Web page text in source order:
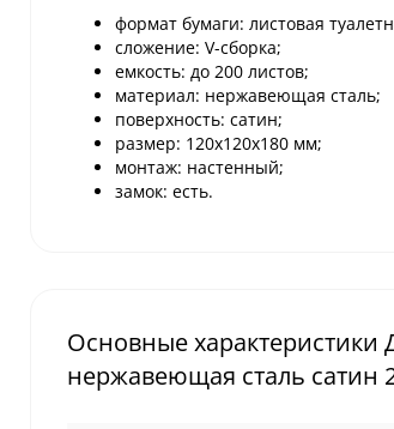
формат бумаги: листовая
сложение: V-сборка;
емкость: до 200 листов;
материал: нержавеющая сталь;
поверхность: сатин;
размер: 120х120х180 мм;
монтаж: настенный;
замок: есть.
Основные характеристики
нержавеющая сталь сатин